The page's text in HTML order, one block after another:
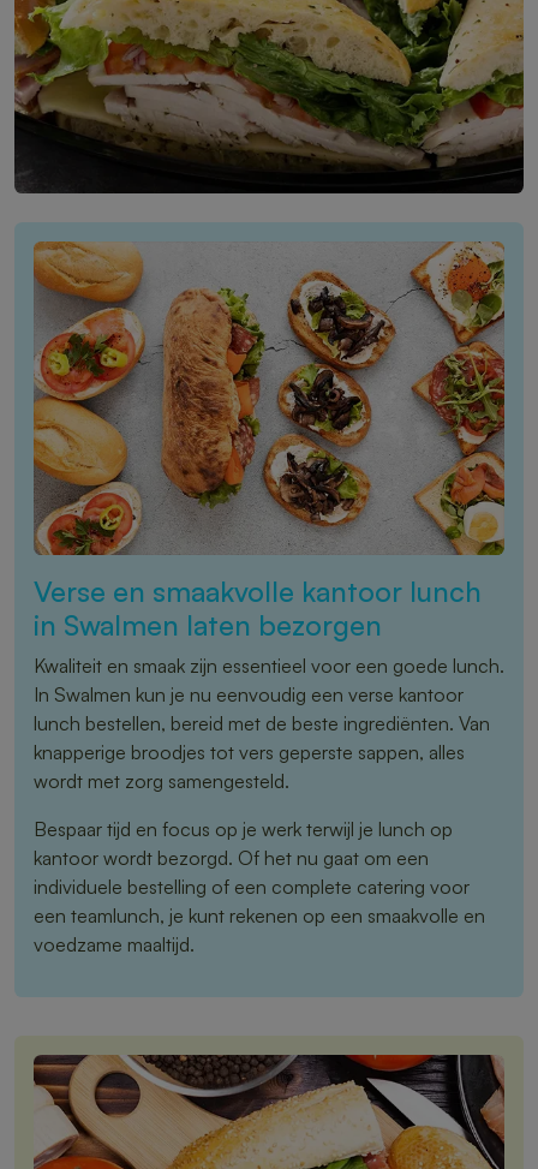
Verse en smaakvolle kantoor lunch
in Swalmen laten bezorgen
Kwaliteit en smaak zijn essentieel voor een goede lunch.
In Swalmen kun je nu eenvoudig een verse kantoor
lunch bestellen, bereid met de beste ingrediënten. Van
knapperige broodjes tot vers geperste sappen, alles
wordt met zorg samengesteld.
Bespaar tijd en focus op je werk terwijl je lunch op
kantoor wordt bezorgd. Of het nu gaat om een
individuele bestelling of een complete catering voor
een teamlunch, je kunt rekenen op een smaakvolle en
voedzame maaltijd.